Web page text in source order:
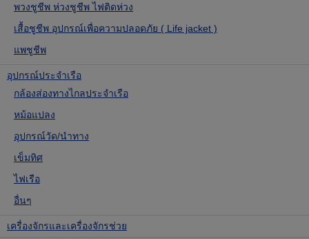
พวงชูชีพ ห่วงชูชีพ ไฟติดห่วง
เสื้อชูชีพ อุปกรณ์เพื่อความปลอดภัย ( Life jacket )
แพชูชีพ
อุปกรณ์ประจำเรือ
กล้องส่องทางไกลประจำเรือ
หม้อแปลง
อุปกรณ์วัด/นำทาง
เข็มทิศ
ไฟเรือ
อื่นๆ
เครื่องจักรและเครื่องจักรช่วย